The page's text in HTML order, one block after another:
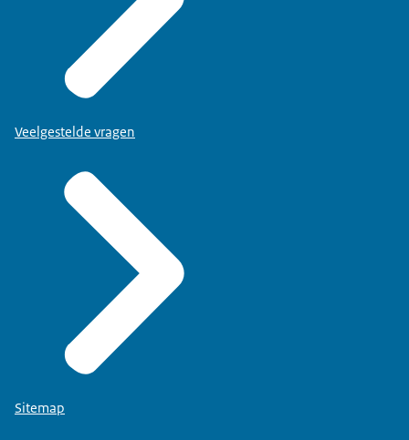
Veelgestelde vragen
Sitemap